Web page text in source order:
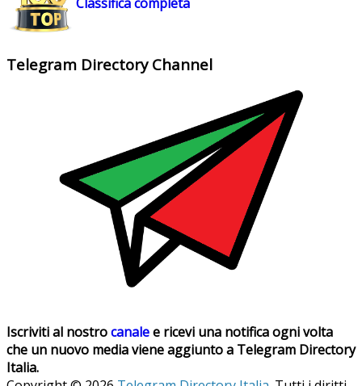
Telegram Directory Channel
Iscriviti al nostrocanalee ricevi una notifica ogni volta
che un nuovo media viene aggiunto a Telegram Directory
Italia.